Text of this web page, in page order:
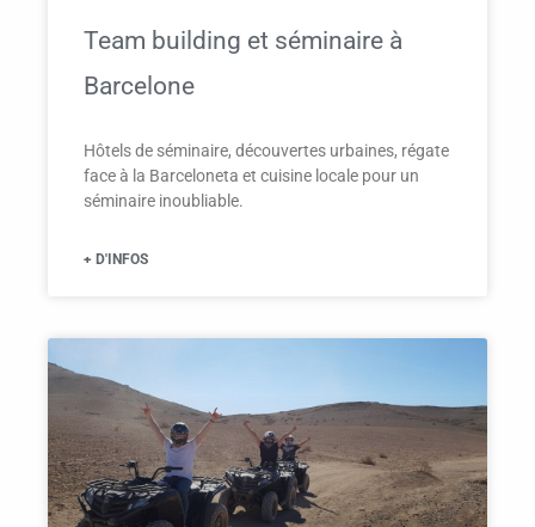
Team building et séminaire à
Barcelone
Hôtels de séminaire, découvertes urbaines, régate
face à la Barceloneta et cuisine locale pour un
séminaire inoubliable.
+ D'INFOS